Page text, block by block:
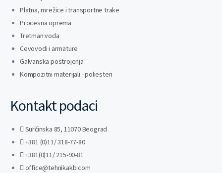
Platna, mrežice i transportne trake
Procesna oprema
Tretman voda
Cevovodi i armature
Galvanska postrojenja
Kompozitni materijali - poliesteri
Kontakt podaci
Surčinska 85, 11070 Beograd
+381 (0)11/ 318-77-80
+381(0)11/ 215-90-81
office@tehnikakb.com